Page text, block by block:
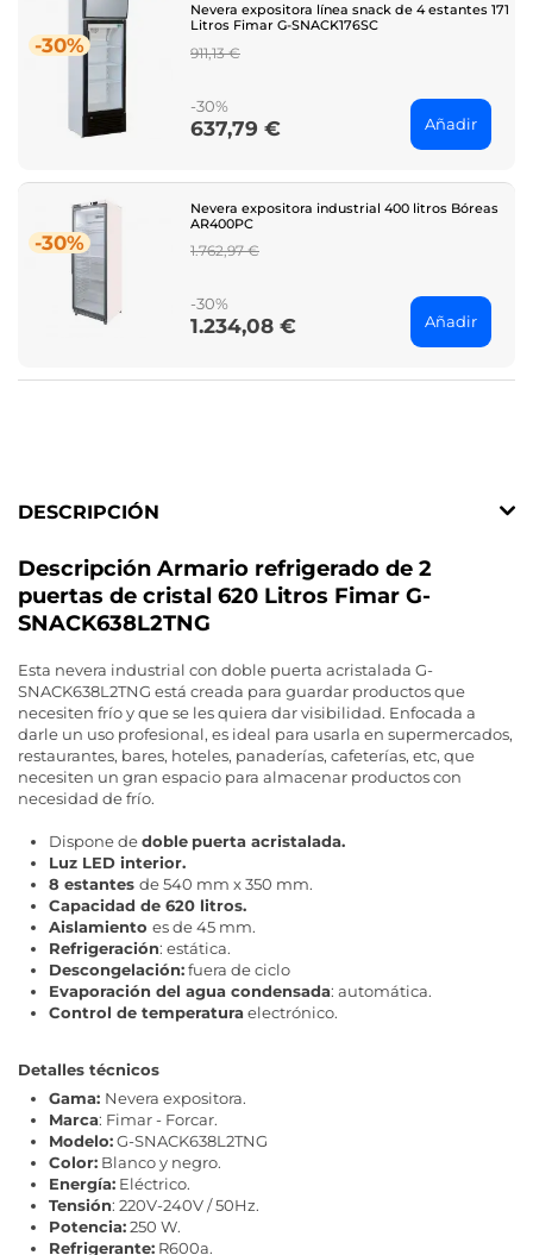
-30%
Nevera expositora línea snack de 4 estantes 171
Litros Fimar G-SNACK176SC
Regular
911,13 €
-30%
Price
637,79 € Añadir
-30%
Nevera expositora industrial 400 litros Bóreas
AR400PC
Regular
1.762,97 €
-30%
Price
1.234,08 € Añadir
DESCRIPCIÓN
Descripción Armario refrigerado de 2
puertas de cristal 620 Litros Fimar G-
SNACK638L2TNG
Esta nevera industrial con doble puerta acristalada G-
SNACK638L2TNG está creada para guardar productos que
necesiten frío y que se les quiera dar visibilidad. Enfocada a
darle un uso profesional, es ideal para usarla en supermercados,
restaurantes, bares, hoteles, panaderías, cafeterías, etc, que
necesiten un gran espacio para almacenar productos con
necesidad de frío.
Dispone dedoble puerta acristalada.
Luz LED interior.
8 estantes de 540 mm x 350 mm.
Capacidad de 620 litros.
Aislamiento es de 45 mm.
Refrigeración: estática.
Descongelación:fuera de ciclo
Evaporación del agua condensada: automática.
Control de temperaturaelectrónico.
Detalles técnicos
Gama: Nevera expositora.
Marca: Fimar - Forcar.
Modelo:G-SNACK638L2TNG
Color: Blanco y negro.
Energía: Eléctrico.
Tensión: 220V-240V / 50Hz.
Potencia:250 W.
Refrigerante: R600a.